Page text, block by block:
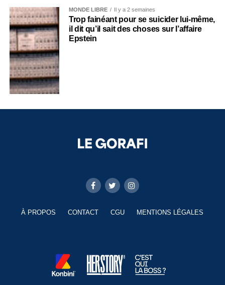
MONDE LIBRE Il y a 2 semaines
Trop fainéant pour se suicider lui-même,
il dit qu’il sait des choses sur l’affaire
Epstein
À PROPOS CONTACT CGU MENTIONS LÉGALES